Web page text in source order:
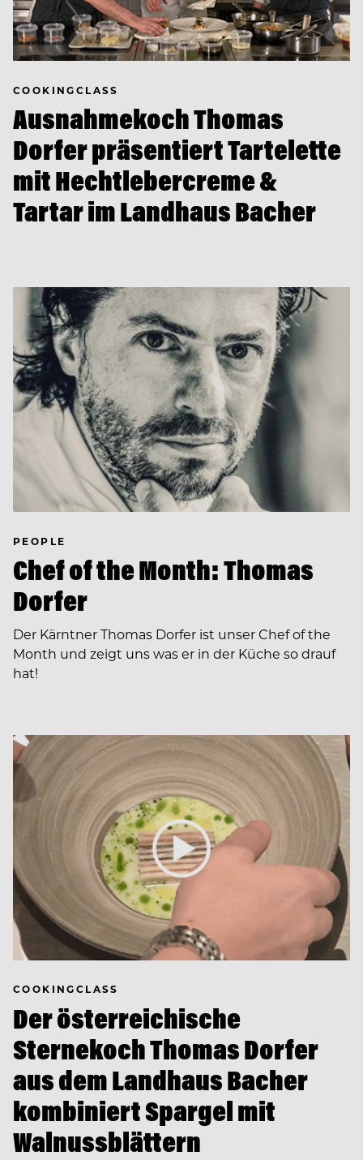
COOKINGCLASS
Ausnahmekoch Thomas
Dorfer präsentiert Tartelette
mit Hechtlebercreme &
Tartar im Landhaus Bacher
PEOPLE
Chef of the Month: Thomas
Dorfer
Der Kärntner Thomas Dorfer ist unser Chef of the
Month und zeigt uns was er in der Küche so drauf
hat!
COOKINGCLASS
Der österreichische
Sternekoch Thomas Dorfer
aus dem Landhaus Bacher
kombiniert Spargel mit
Walnussblättern